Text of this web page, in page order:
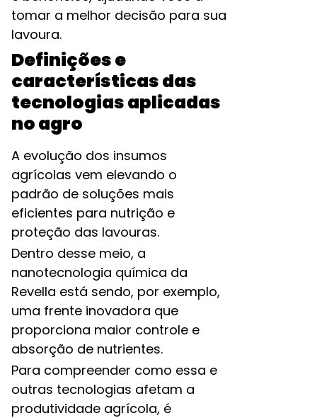
tomar a melhor decisão para sua
lavoura.
Definições e
características das
tecnologias aplicadas
no agro
A evolução dos insumos
agrícolas vem elevando o
padrão de soluções mais
eficientes para nutrição e
proteção das lavouras.
Dentro desse meio, a
nanotecnologia química da
Revella está sendo, por exemplo,
uma frente inovadora que
proporciona maior controle e
absorção de nutrientes.
Para compreender como essa e
outras tecnologias afetam a
produtividade agrícola, é